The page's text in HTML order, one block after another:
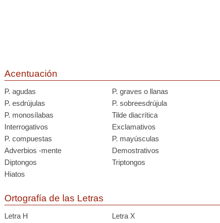
Acentuación
P. agudas
P. graves o llanas
P. esdrújulas
P. sobreesdrújula
P. monosílabas
Tilde diacrítica
Interrogativos
Exclamativos
P. compuestas
P. mayúsculas
Adverbios -mente
Demostrativos
Diptongos
Triptongos
Hiatos
Ortografía de las Letras
Letra H
Letra X